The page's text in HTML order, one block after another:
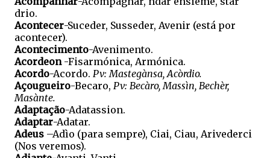
drio.
Acontecer-Suceder, Susseder, Avenir (está por
acontecer).
Acontecimento-Avenimento.
Acordeon-Fisarmónica, Armónica.
Acordo-Acordo. Pv: Mastegànsa, Acòrdio.
Açougueiro-Becaro, Pv: Becàro, Massìn, Bechèr,
Masànte.
Adaptação-Adatassion.
Adaptar-Adatar.
Adeus –Adìo (para sempre), Ciai, Ciau, Arivederci
(Nos veremos).